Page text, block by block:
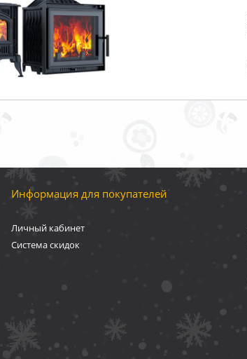
Информация для покупателей
Личный кабинет
Система скидок